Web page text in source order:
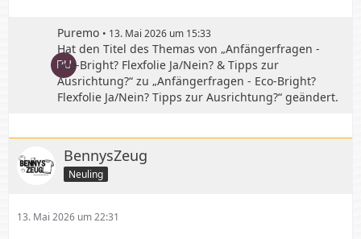
Puremo 13. Mai 2026 um 15:33
Hat den Titel des Themas von „Anfängerfragen -
Eco-Bright? Flexfolie Ja/Nein? & Tipps zur
Ausrichtung?“ zu „Anfängerfragen - Eco-Bright?
Flexfolie Ja/Nein? Tipps zur Ausrichtung?“ geändert.
BennysZeug
Neuling
13. Mai 2026 um 22:31